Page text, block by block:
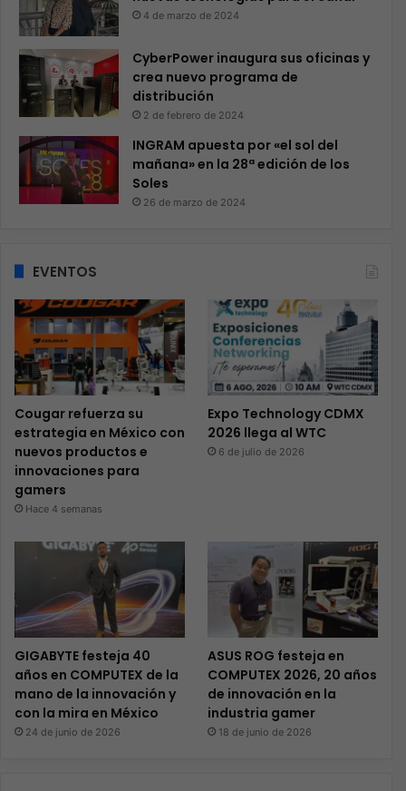
4 de marzo de 2024
CyberPower inaugura sus oficinas y
crea nuevo programa de
distribución
2 de febrero de 2024
INGRAM apuesta por «el sol del
mañana» en la 28ª edición de los
Soles
26 de marzo de 2024
EVENTOS
Cougar refuerza su
estrategia en México con
nuevos productos e
innovaciones para
gamers
Hace 4 semanas
Expo Technology CDMX
2026 llega al WTC
6 de julio de 2026
GIGABYTE festeja 40
años en COMPUTEX de la
mano de la innovación y
con la mira en México
24 de junio de 2026
ASUS ROG festeja en
COMPUTEX 2026, 20 años
de innovación en la
industria gamer
18 de junio de 2026